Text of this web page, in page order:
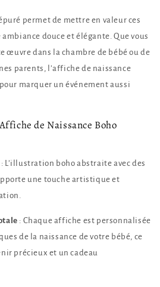
permet de mettre en valeur ces
douce et élégante. Que vous
œuvre dans la chambre de bébé ou de
parents, l’affiche de naissance
marquer un événement aussi
de Naissance Boho
: L’illustration boho abstraite avec des
une touche artistique et
: Chaque affiche est personnalisée
de la naissance de votre bébé, ce
précieux et un cadeau